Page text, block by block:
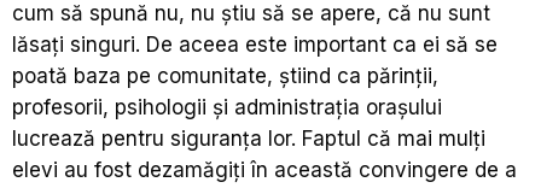
cum să spună nu, nu știu să se apere, că nu sunt
lăsați singuri. De aceea este important ca ei să se
poată baza pe comunitate, știind ca părinții,
profesorii, psihologii și administrația orașului
lucrează pentru siguranța lor. Faptul că mai mulți
elevi au fost dezamăgiți în această convingere de a